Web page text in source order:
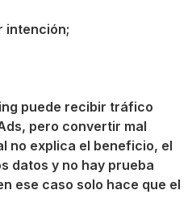
intención;
puede recibir tráfico
pero convertir mal
no explica el beneficio, el
datos y no hay prueba
ese caso solo hace que el